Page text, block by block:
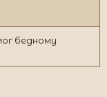
бедному